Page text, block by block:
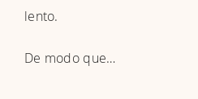
lento.
De modo que…